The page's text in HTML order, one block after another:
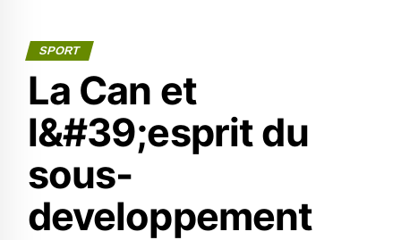
SPORT
La Can et
l&#39;esprit du
sous-
developpement